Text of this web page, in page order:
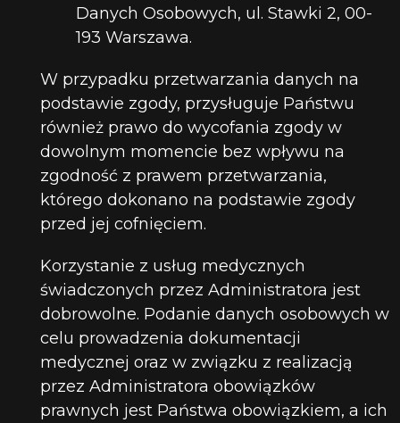
Danych Osobowych, ul. Stawki 2, 00-
193 Warszawa.
W przypadku przetwarzania danych na
podstawie zgody, przysługuje Państwu
również prawo do wycofania zgody w
dowolnym momencie bez wpływu na
zgodność z prawem przetwarzania,
którego dokonano na podstawie zgody
przed jej cofnięciem.
Korzystanie z usług medycznych
świadczonych przez Administratora jest
dobrowolne. Podanie danych osobowych w
celu prowadzenia dokumentacji
medycznej oraz w związku z realizacją
przez Administratora obowiązków
prawnych jest Państwa obowiązkiem, a ich